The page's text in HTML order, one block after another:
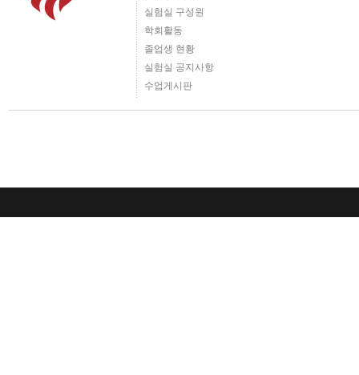
실험실 구성원
학회활동
졸업생 현황
실험실 공지사항
수업게시판